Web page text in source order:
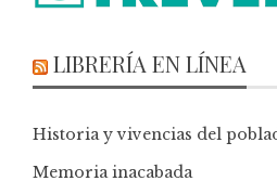
LIBRERÍA EN LÍNEA
Historia y vivencias del
Memoria inacabada